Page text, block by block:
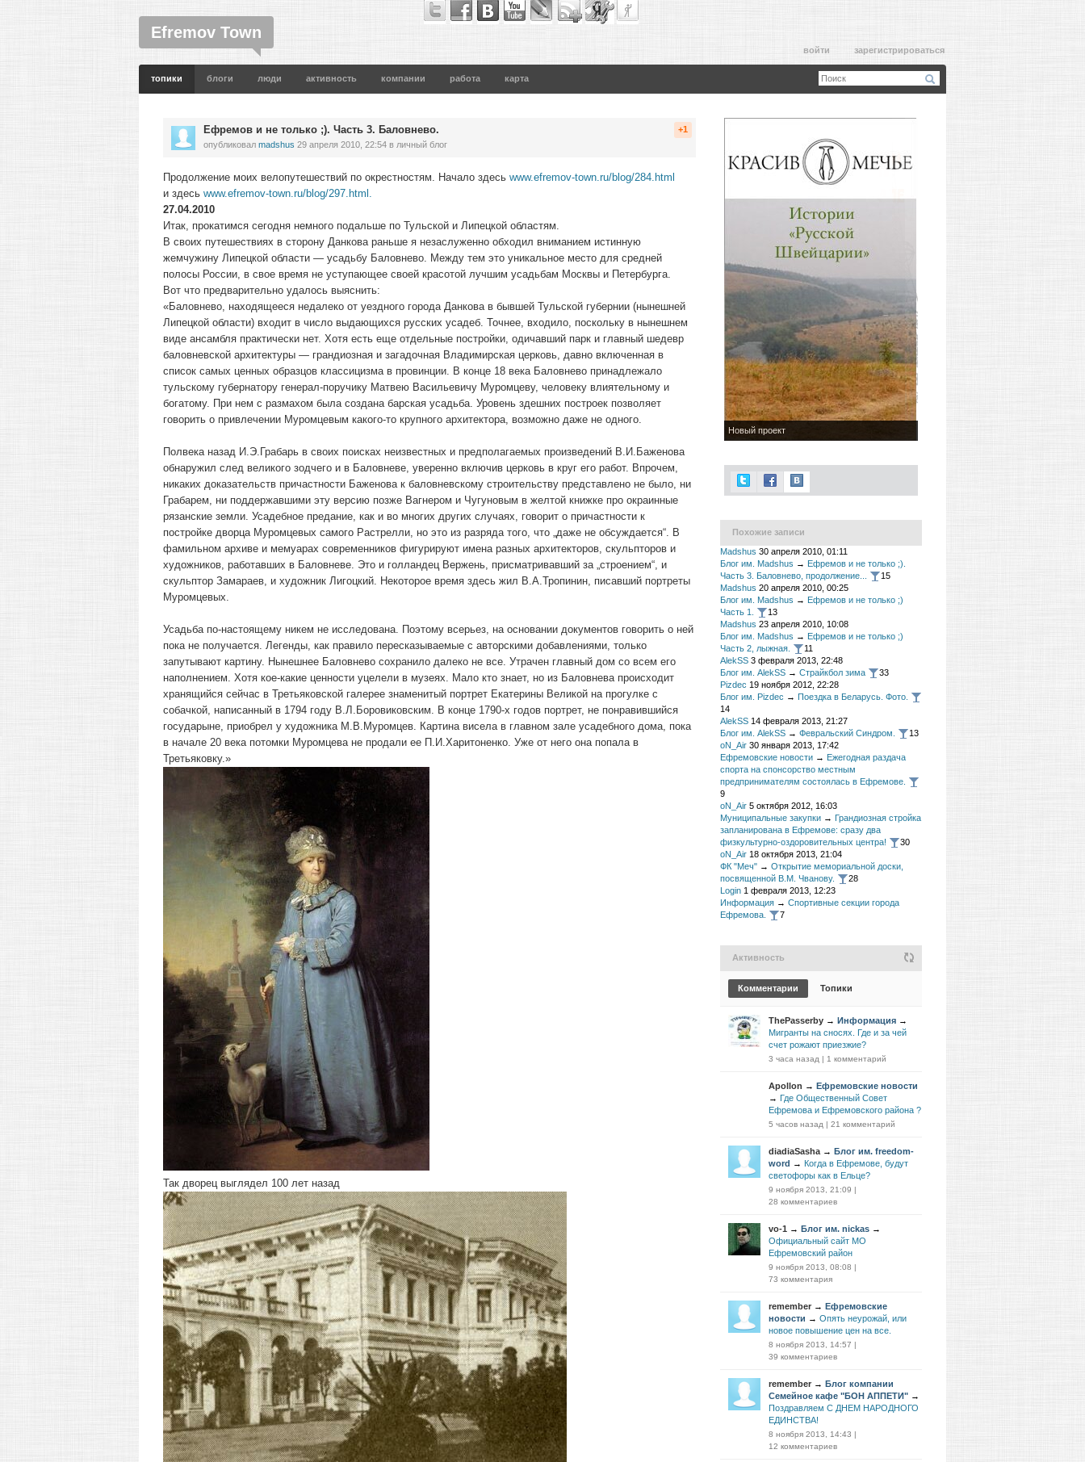
Efremov Town
войти зарегистрироваться
топики блоги люди активность компании работа карта
Ефремов и не только ;). Часть 3. Баловнево.
опубликовал madshus 29 апреля 2010, 22:54 в личный блог
+1
Продолжение моих велопутешествий по окрестностям. Начало здесь www.efremov-town.ru/blog/284.html
и здесь www.efremov-town.ru/blog/297.html.
27.04.2010
Итак, прокатимся сегодня немного подальше по Тульской и Липецкой областям.
В своих путешествиях в сторону Данкова раньше я незаслуженно обходил вниманием истинную
жемчужину Липецкой области — усадьбу Баловнево. Между тем это уникальное место для средней
полосы России, в свое время не уступающее своей красотой лучшим усадьбам Москвы и Петербурга.
Вот что предварительно удалось выяснить:
«Баловнево, находящееся недалеко от уездного города Данкова в бывшей Тульской губернии (нынешней
Липецкой области) входит в число выдающихся русских усадеб. Точнее, входило, поскольку в нынешнем
виде ансамбля практически нет. Хотя есть еще отдельные постройки, одичавший парк и главный шедевр
баловневской архитектуры — грандиозная и загадочная Владимирская церковь, давно включенная в
список самых ценных образцов классицизма в провинции. В конце 18 века Баловнево принадлежало
тульскому губернатору генерал-поручику Матвею Васильевичу Муромцеву, человеку влиятельному и
богатому. При нем с размахом была создана барская усадьба. Уровень здешних построек позволяет
говорить о привлечении Муромцевым какого-то крупного архитектора, возможно даже не одного.
Полвека назад И.Э.Грабарь в своих поисках неизвестных и предполагаемых произведений В.И.Баженова
обнаружил след великого зодчего и в Баловневе, уверенно включив церковь в круг его работ. Впрочем,
никаких доказательств причастности Баженова к баловневскому строительству представлено не было, ни
Грабарем, ни поддержавшими эту версию позже Вагнером и Чугуновым в желтой книжке про окраинные
рязанские земли. Усадебное предание, как и во многих других случаях, говорит о причастности к
постройке дворца Муромцевых самого Растрелли, но это из разряда того, что „даже не обсуждается“. В
фамильном архиве и мемуарах современников фигурируют имена разных архитекторов, скульпторов и
художников, работавших в Баловневе. Это и голландец Вержень, присматривавший за „строением“, и
скульптор Замараев, и художник Лигоцкий. Некоторое время здесь жил В.А.Тропинин, писавший портреты
Муромцевых.
Усадьба по-настоящему никем не исследована. Поэтому всерьез, на основании документов говорить о ней
пока не получается. Легенды, как правило пересказываемые с авторскими добавлениями, только
запутывают картину. Нынешнее Баловнево сохранило далеко не все. Утрачен главный дом со всем его
наполнением. Хотя кое-какие ценности уцелели в музеях. Мало кто знает, но из Баловнева происходит
хранящийся сейчас в Третьяковской галерее знаменитый портрет Екатерины Великой на прогулке с
собачкой, написанный в 1794 году В.Л.Боровиковским. В конце 1790-х годов портрет, не понравившийся
государыне, приобрел у художника М.В.Муромцев. Картина висела в главном зале усадебного дома, пока
в начале 20 века потомки Муромцева не продали ее П.И.Харитоненко. Уже от него она попала в
Третьяковку.»
Так дворец выглядел 100 лет назад
Новый проект
Похожие записи
Madshus 30 апреля 2010, 01:11
Блог им. Madshus → Ефремов и не только ;).
Часть 3. Баловнево, продолжение...
15
Madshus 20 апреля 2010, 00:25
Блог им. Madshus → Ефремов и не только ;)
Часть 1.
13
Madshus 23 апреля 2010, 10:08
Блог им. Madshus → Ефремов и не только ;)
Часть 2, лыжная.
11
AlekSS 3 февраля 2013, 22:48
Блог им. AlekSS → Страйкбол зима
33
Pizdec 19 ноября 2012, 22:28
Блог им. Pizdec → Поездка в Беларусь. Фото.
14
AlekSS 14 февраля 2013, 21:27
Блог им. AlekSS → Февральский Синдром.
13
oN_Air 30 января 2013, 17:42
Ефремовские новости → Ежегодная раздача
спорта на спонсорство местным
предпринимателям состоялась в Ефремове.
9
oN_Air 5 октября 2012, 16:03
Муниципальные закупки → Грандиозная стройка
запланирована в Ефремове: сразу два
физкультурно-оздоровительных центра!
30
oN_Air 18 октября 2013, 21:04
ФК "Меч" → Открытие мемориальной доски,
посвященной В.М. Чванову.
28
Login 1 февраля 2013, 12:23
Информация → Спортивные секции города
Ефремова.
7
Активность
Комментарии Топики
ThePasserby → Информация →
Мигранты на сносях. Где и за чей
счет рожают приезжие?
3 часа назад | 1 комментарий
Apollon → Ефремовские новости
→ Где Общественный Совет
Ефремова и Ефремовского района ?
5 часов назад | 21 комментарий
diadiaSasha → Блог им. freedom-
word → Когда в Ефремове, будут
светофоры как в Ельце?
9 ноября 2013, 21:09 |
28 комментариев
vo-1 → Блог им. nickas →
Официальный сайт МО
Ефремовский район
9 ноября 2013, 08:08 |
73 комментария
remember → Ефремовские
новости → Опять неурожай, или
новое повышение цен на все.
8 ноября 2013, 14:57 |
39 комментариев
remember → Блог компании
Семейное кафе "БОН АППЕТИ" →
Поздравляем С ДНЕМ НАРОДНОГО
ЕДИНСТВА!
8 ноября 2013, 14:43 |
12 комментариев